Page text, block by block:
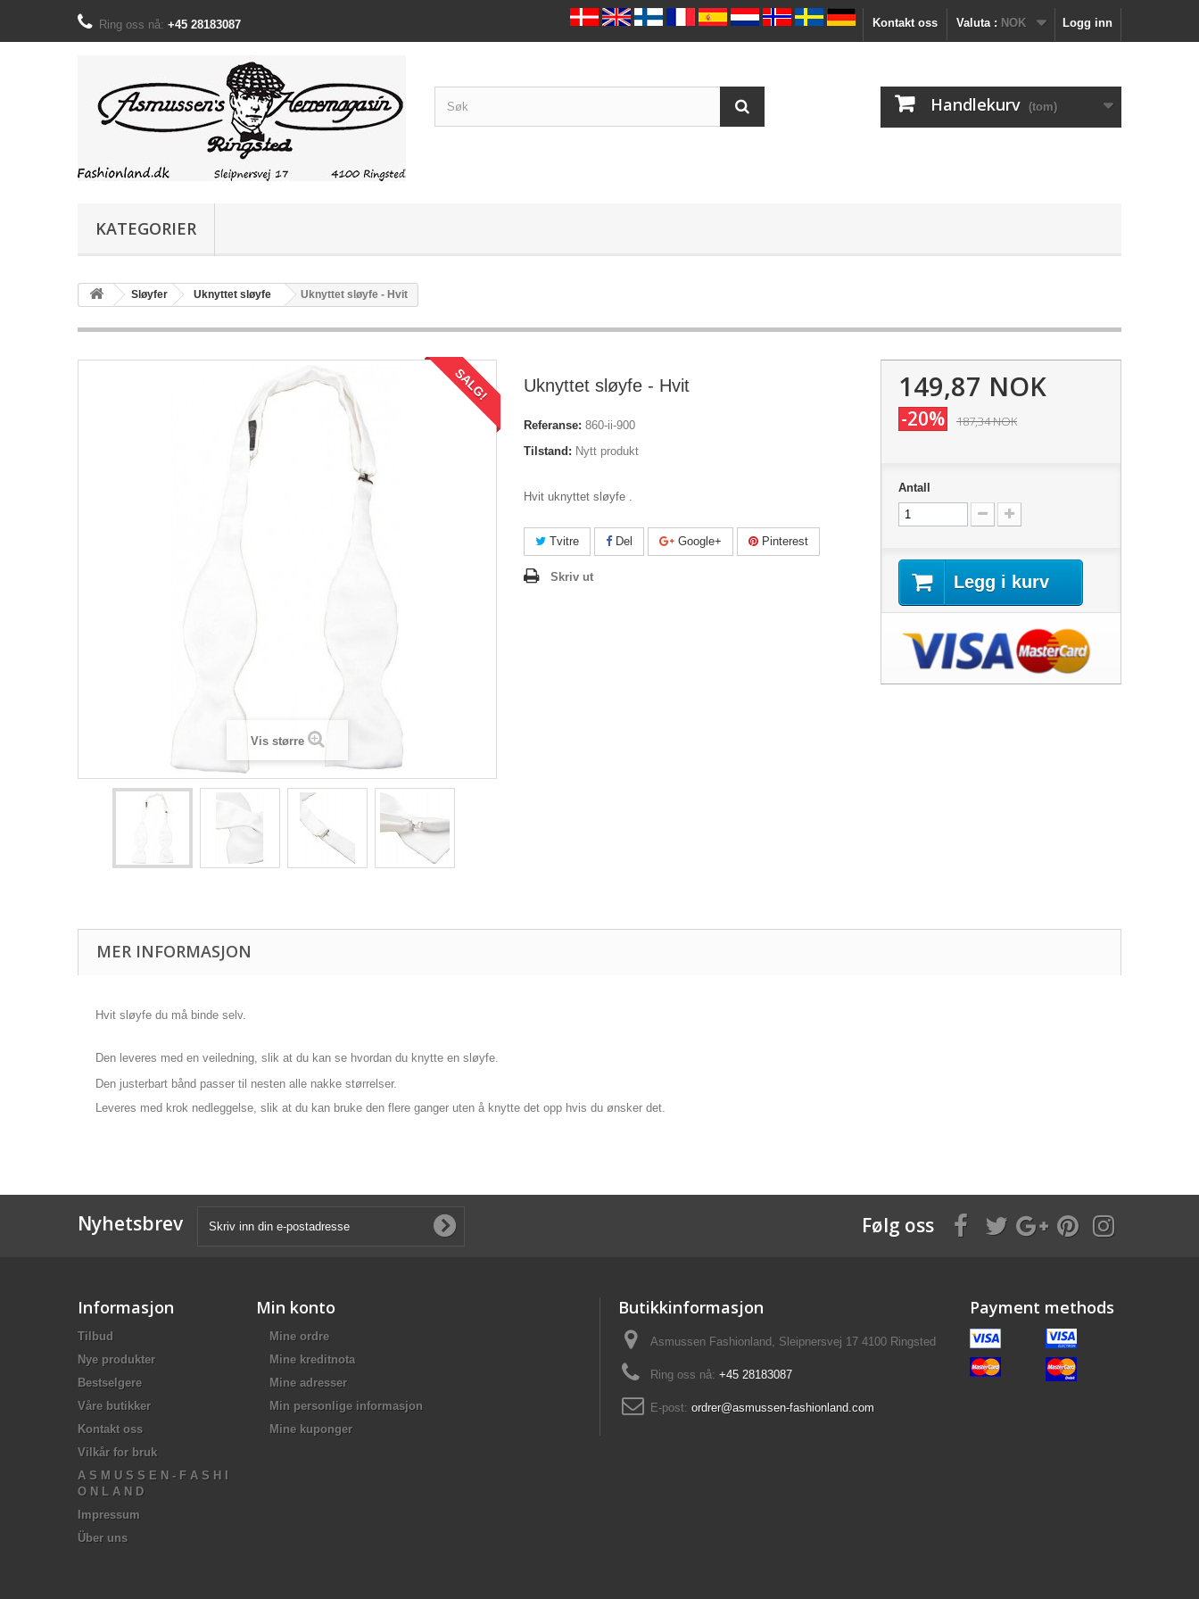
Logg inn
Valuta : NOK
Kontakt oss
Ring oss nå: +45 28183087
Handlekurv (tom)
KATEGORIER
Sløyfer Uknyttet sløyfe Uknyttet sløyfe - Hvit
SALG!
Vis større
Uknyttet sløyfe - Hvit
Referanse: 860-ii-900
Tilstand: Nytt produkt
Hvit uknyttet sløyfe .
Tvitre Del Google+ Pinterest
Skriv ut
149,87 NOK
-20% 187,34 NOK
Antall
Legg i kurv
MER INFORMASJON
Hvit sløyfe du må binde selv.
Den leveres med en veiledning, slik at du kan se hvordan du knytte en sløyfe.
Den justerbart bånd passer til nesten alle nakke størrelser.
Leveres med krok nedleggelse, slik at du kan bruke den flere ganger uten å knytte det opp hvis du ønsker det.
Nyhetsbrev Følg oss
Informasjon
Tilbud
Nye produkter
Bestselgere
Våre butikker
Kontakt oss
Vilkår for bruk
A S M U S S E N - F A S H I
O N L A N D
Impressum
Über uns
Min konto
Mine ordre
Mine kreditnota
Mine adresser
Min personlige informasjon
Mine kuponger
Butikkinformasjon
Asmussen Fashionland, Sleipnersvej 17 4100 Ringsted
Ring oss nå: +45 28183087
E-post: ordrer@asmussen-fashionland.com
Payment methods